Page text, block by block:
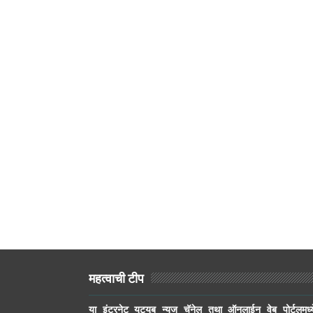
महत्वाची टीप
या इंटरनेट युट्युब न्यूज चॅनेल तथा ऑनलाईन वेब